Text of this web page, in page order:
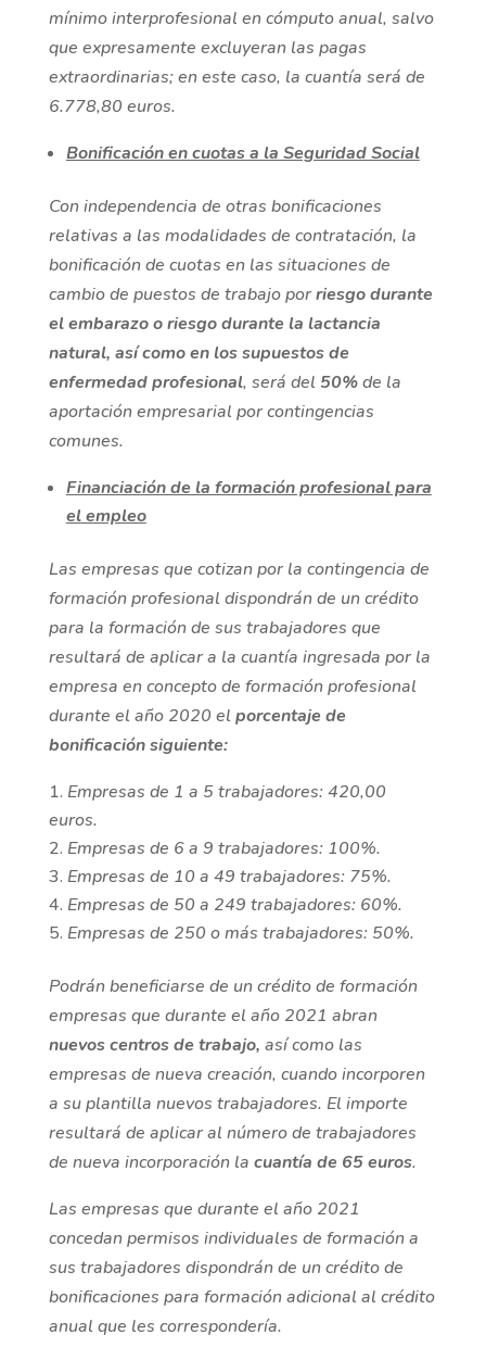
mínimo interprofesional en cómputo anual, salvo
que expresamente excluyeran las pagas
extraordinarias; en este caso, la cuantía será de
6.778,80 euros.
Bonificación en cuotas a la Seguridad Social
Con independencia de otras bonificaciones
relativas a las modalidades de contratación, la
bonificación de cuotas en las situaciones de
cambio de puestos de trabajo porriesgo durante
el embarazo o riesgo durante la lactancia
natural, así como en los supuestos de
enfermedad profesional, será del 50%de la
aportación empresarial por contingencias
comunes.
Financiación de la formación profesional para
el empleo
Las empresas que cotizan por la contingencia de
formación profesional dispondrán de un crédito
para la formación de sus trabajadores que
resultará de aplicar a la cuantía ingresada por la
empresa en concepto de formación profesional
durante el año 2020 el porcentaje de
bonificación siguiente:
Empresas de 1 a 5 trabajadores: 420,00
euros.
Empresas de 6 a 9 trabajadores: 100%.
Empresas de 10 a 49 trabajadores: 75%.
Empresas de 50 a 249 trabajadores: 60%.
Empresas de 250 o más trabajadores: 50%.
Podrán beneficiarse de un crédito de formación
empresas que durante el año 2021 abran
nuevos centros de trabajo, así como las
empresas de nueva creación, cuando incorporen
a su plantilla nuevos trabajadores. El importe
resultará de aplicar al número de trabajadores
de nueva incorporación la cuantía de 65 euros.
Las empresas que durante el año 2021
concedan permisos individuales de formación a
sus trabajadores dispondrán de un crédito de
bonificaciones para formación adicional al crédito
anual que les correspondería.